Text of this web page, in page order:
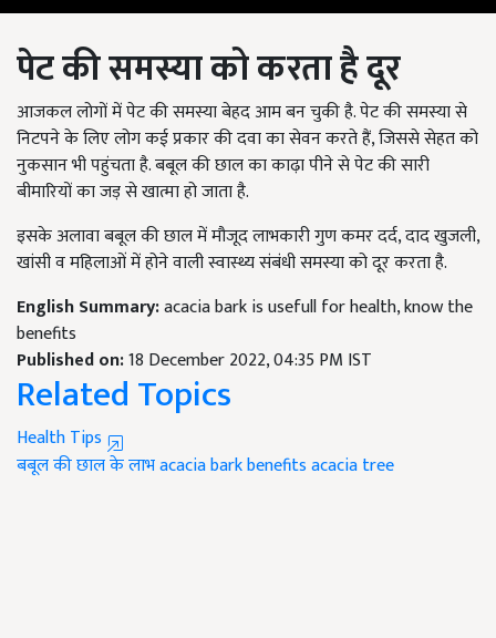
पेट की समस्या को करता है दूर
आजकल लोगों में पेट की समस्या बेहद आम बन चुकी है. पेट की समस्या से
निटपने के लिए लोग कई प्रकार की दवा का सेवन करते हैं, जिससे सेहत को
नुकसान भी पहुंचता है. बबूल की छाल का काढ़ा पीने से पेट की सारी
बीमारियों का जड़ से खात्मा हो जाता है.
इसके अलावा बबूल की छाल में मौजूद लाभकारी गुण कमर दर्द, दाद खुजली,
खांसी व महिलाओं में होने वाली स्वास्थ्य संबंधी समस्या को दूर करता है.
English Summary:acacia bark is usefull for health, know the
benefits
Published on:18 December 2022, 04:35 PM IST
Related Topics
Health Tips
बबूल की छाल के लाभacacia bark benefitsacacia tree